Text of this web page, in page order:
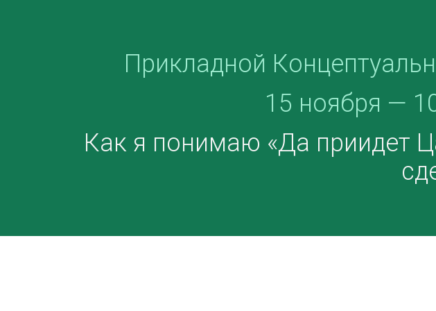
Прикладной
15 ноября —
Как я понимаю «Да приидет